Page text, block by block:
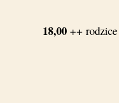
18,00 ++